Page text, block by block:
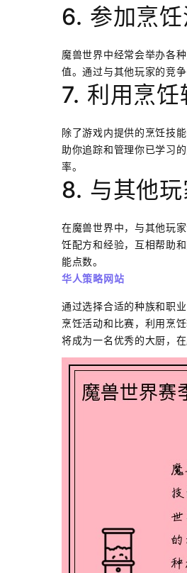
6. 参加烹
魔兽世界中经常会举办各
值。通过与其他玩家的竞
7. 利用烹饪
除了游戏内提供的烹饪技
助你追踪和管理你已学习
率。
8. 与其他
在魔兽世界中，与其他玩
饪配方和经验，互相帮助
能点数。
华人策略网站
通过选择合适的种族和职
烹饪活动和比赛，利用烹
将成为一名优秀的大厨，